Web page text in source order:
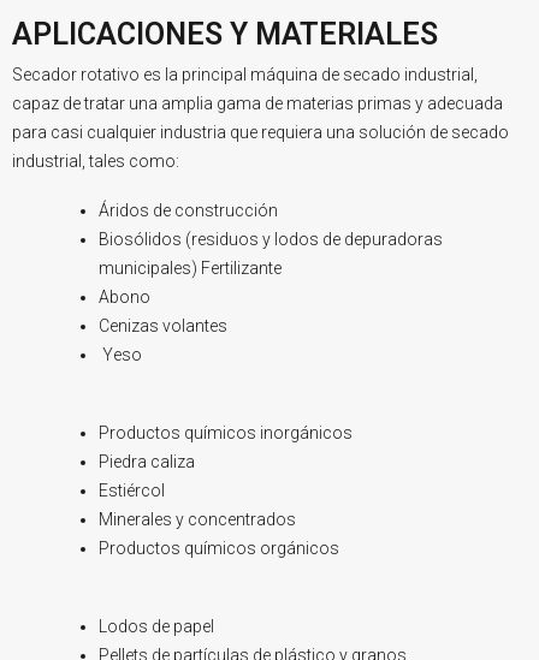
APLICACIONES Y MATERIALES
Secador rotativo es la principal máquina de secado industrial,
capaz de tratar una amplia gama de materias primas y adecuada
para casi cualquier industria que requiera una solución de secado
industrial, tales como:
Áridos de construcción
Biosólidos (residuos y lodos de depuradoras
municipales) Fertilizante
Abono
Cenizas volantes
Yeso
Productos químicos inorgánicos
Piedra caliza
Estiércol
Minerales y concentrados
Productos químicos orgánicos
Lodos de papel
Pellets de partículas de plástico y granos